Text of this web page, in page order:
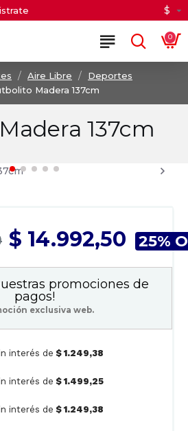
$
0
Aire Libre
Deportes
Madera 137cm
137cm
$ 14.992,50 25%
promociones de
pagos!
exclusiva web.
interés de $ 1.249,38
interés de $ 1.499,25
interés de $ 1.249,38